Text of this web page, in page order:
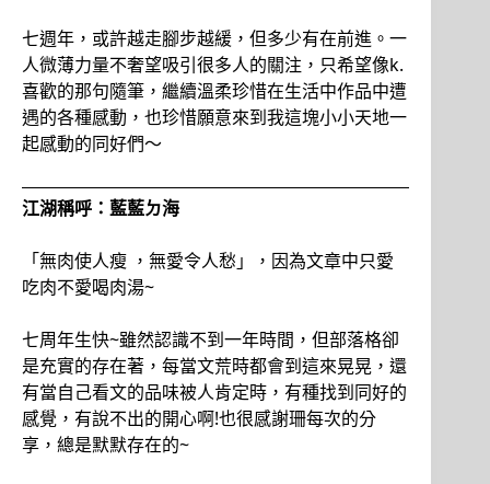
七週年，或許越走腳步越緩，但多少有在前進。一
人微薄力量不奢望吸引很多人的關注，只希望像k.
喜歡的那句隨筆，繼續溫柔珍惜在生活中作品中遭
遇的各種感動，也珍惜願意來到我這塊小小天地一
起感動的同好們～
江湖稱呼：藍藍ㄉ海
「無肉使人瘦 ，無愛令人愁」，因為文章中只愛
吃肉不愛喝肉湯~
七周年生快~雖然認識不到一年時間，但部落格卻
是充實的存在著，每當文荒時都會到這來晃晃，還
有當自己看文的品味被人肯定時，有種找到同好的
感覺，有說不出的開心啊!也很感謝珊每次的分
享，總是默默存在的~